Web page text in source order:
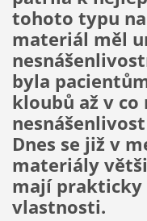
tohoto typu
materiál měl
byla
kloubů až v co
Dnes se již v
materiály
mají prakticky
vlastnosti.